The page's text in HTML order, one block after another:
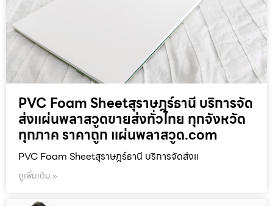
PVC Foam Sheetสุราษฎร์ธานี บริการจัด
ส่งแผ่นพลาสวูดขายส่งทั่วไทย ทุกจังหวัด
ทุกภาค ราคาถูก แผ่นพลาสวูด.com
PVC Foam Sheetสุราษฎร์ธานี บริการจัดส่งแ
ดูเพิ่มเติม »